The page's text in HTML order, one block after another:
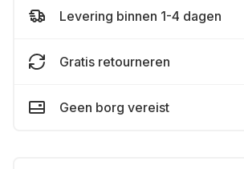
Levering binnen 1-4 dagen
Gratis retourneren
Geen borg vereist